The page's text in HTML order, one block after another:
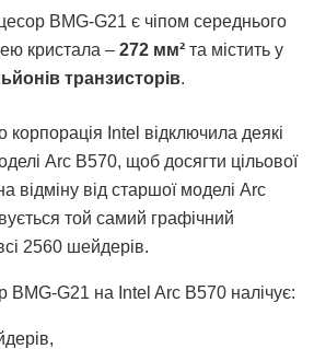
BMG-G21 є чіпом середнього
кристала –272 мм² та містить у
транзисторів.
корпорація Intel відключила деякі
Arc B570, щоб досягти цільової
відміну від старшої моделі Arc
той самий графічний
2560 шейдерів.
BMG-G21 на Intel Arc B570 налічує: